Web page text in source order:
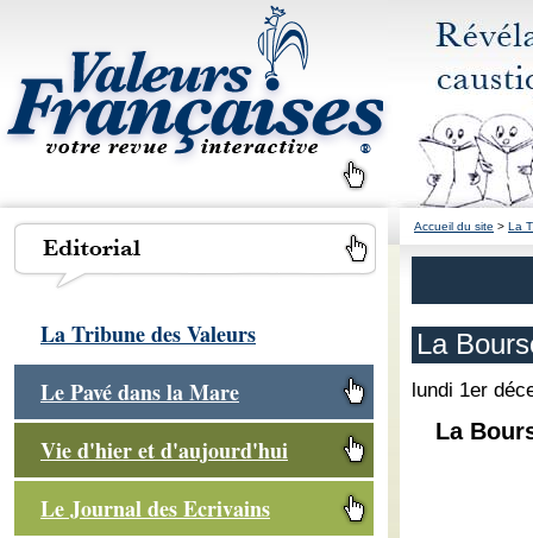
La Tribune des Valeurs
Le Pavé dans la Mare
Vie d'hier et d'aujourd'hui
Le Journal des Ecrivains
Accueil du site > La
La
lundi 1er
La